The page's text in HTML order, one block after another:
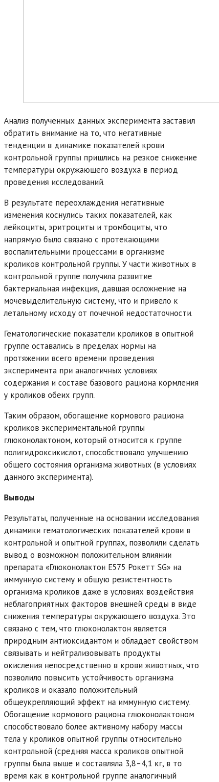
Анализ полученных данных эксперимента заставил
обратить внимание на то, что негативные
тенденции в динамике показателей крови
контрольной группы пришлись на резкое снижение
температуры окружающего воздуха в период
проведения исследований.
В результате переохлаждения негативные
изменения коснулись таких показателей, как
лейкоциты, эритроциты и тромбоциты, что
напрямую было связано с протекающими
воспалительными процессами в организме
кроликов контрольной группы. У части животных в
контрольной группе получила развитие
бактериальная инфекция, давшая осложнение на
мочевыделительную систему, что и привело к
летальному исходу от почечной недостаточности.
Гематологические показатели кроликов в опытной
группе оставались в пределах нормы на
протяжении всего времени проведения
эксперимента при аналогичных условиях
содержания и составе базового рациона кормления
у кроликов обеих групп.
Таким образом, обогащение кормового рациона
кроликов экспериментальной группы
глюконолактоном, который относится к группе
полигидроксикислот, способствовало улучшению
общего состояния организма животных (в условиях
данного эксперимента).
Выводы
Результаты, полученные на основании исследования
динамики гематологических показателей крови в
контрольной и опытной группах, позволили сделать
вывод о возможном положительном влиянии
препарата «Глюконолактон Е575 Рокетт SG» на
иммунную систему и общую резистентность
организма кроликов даже в условиях воздействия
неблагоприятных факторов внешней среды в виде
снижения температуры окружающего воздуха. Это
связано с тем, что глюконолактон является
природным антиоксидантом и обладает свойством
связывать и нейтрализовывать продукты
окисления непосредственно в крови животных, что
позволило повысить устойчивость организма
кроликов и оказало положительный
общеукрепляющий эффект на иммунную систему.
Обогащение кормового рациона глюконолактоном
способствовало более активному набору массы
тела у кроликов опытной группы относительно
контрольной (средняя масса кроликов опытной
группы была выше и составляла 3,8–4,1 кг, в то
время как в контрольной группе аналогичный